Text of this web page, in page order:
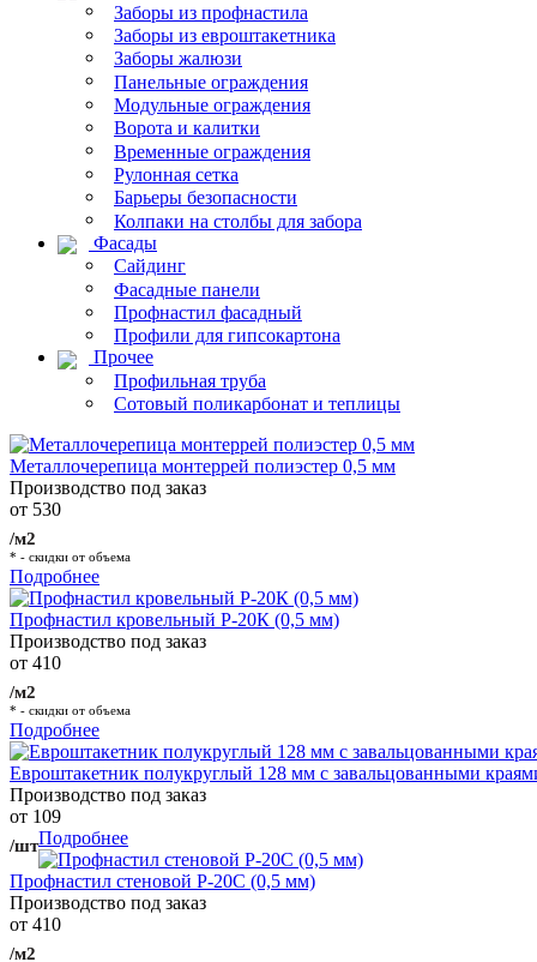
Заборы из профнастила
Заборы из евроштакетника
Заборы жалюзи
Панельные ограждения
Модульные ограждения
Ворота и калитки
Временные ограждения
Рулонная сетка
Барьеры безопасности
Колпаки на столбы для забора
Фасады
Сайдинг
Фасадные панели
Профнастил фасадный
Профили для гипсокартона
Прочее
Профильная труба
Сотовый поликарбонат и теплицы
Металлочерепица монтеррей полиэстер 0,5 мм
Производство под заказ
от 530
/м2
* - скидки от объема
Подробнее
Профнастил кровельный Р-20К (0,5 мм)
Производство под заказ
от 410
/м2
* - скидки от объема
Подробнее
Евроштакетник полукруглый 128 мм с завальцованными
Производство под заказ
от 109
/штПодробнее
Профнастил стеновой Р-20С (0,5 мм)
Производство под заказ
от 410
/м2